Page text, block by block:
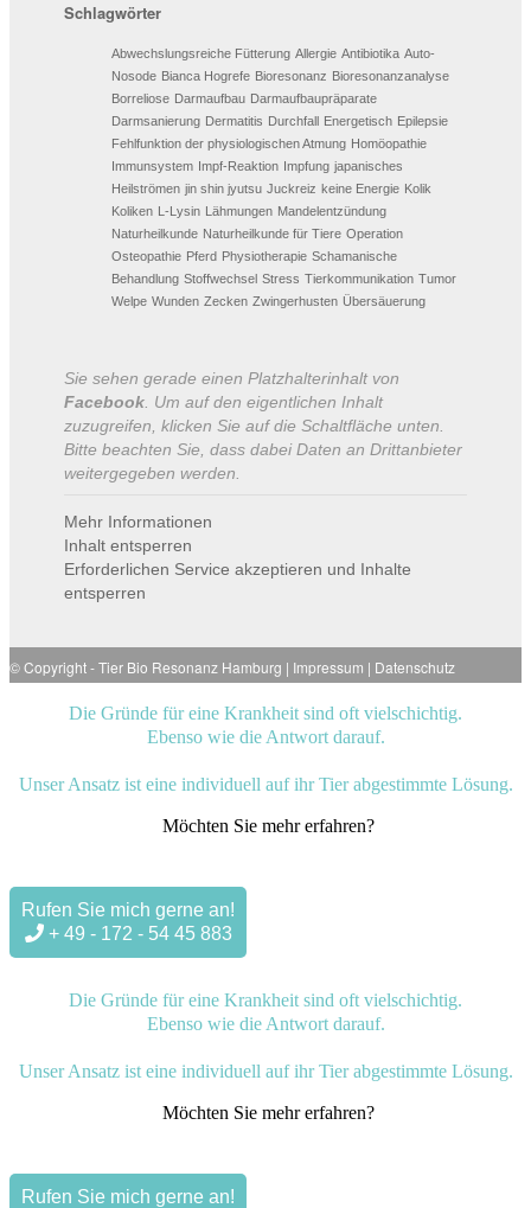
Schlagwörter
Abwechslungsreiche Fütterung Allergie Antibiotika Auto-
Nosode Bianca Hogrefe Bioresonanz Bioresonanzanalyse
Borreliose Darmaufbau Darmaufbaupräparate
Darmsanierung Dermatitis Durchfall Energetisch Epilepsie
Fehlfunktion der physiologischen Atmung Homöopathie
Immunsystem Impf-Reaktion Impfung japanisches
Heilströmen jin shin jyutsu Juckreiz keine Energie Kolik
Koliken L-Lysin Lähmungen Mandelentzündung
Naturheilkunde Naturheilkunde für Tiere Operation
Osteopathie Pferd Physiotherapie Schamanische
Behandlung Stoffwechsel Stress Tierkommunikation Tumor
Welpe Wunden Zecken Zwingerhusten Übersäuerung
Sie sehen gerade einen Platzhalterinhalt von
Facebook. Um auf den eigentlichen Inhalt
zuzugreifen, klicken Sie auf die Schaltfläche unten.
Bitte beachten Sie, dass dabei Daten an Drittanbieter
weitergegeben werden.
Mehr Informationen
Inhalt entsperren
Erforderlichen Service akzeptieren und Inhalte
entsperren
© Copyright -Tier Bio Resonanz Hamburg | Impressum | Datenschutz
Die Gründe für eine Krankheit sind oft vielschichtig.
Ebenso wie die Antwort darauf.
Unser Ansatz ist eine individuell auf ihr Tier abgestimmte Lösung.
Möchten Sie mehr erfahren?
Rufen Sie mich gerne an!
+ 49 - 172 - 54 45 883
Die Gründe für eine Krankheit sind oft vielschichtig.
Ebenso wie die Antwort darauf.
Unser Ansatz ist eine individuell auf ihr Tier abgestimmte Lösung.
Möchten Sie mehr erfahren?
Rufen Sie mich gerne an!